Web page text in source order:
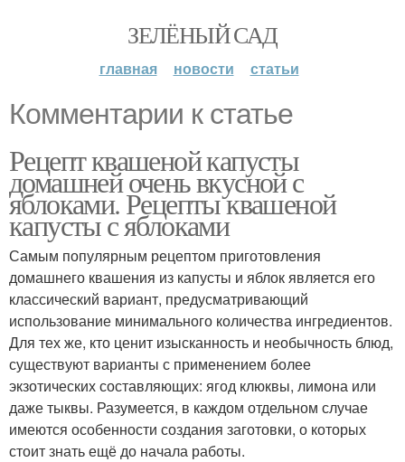
ЗЕЛЁНЫЙ САД
главная новости статьи
Комментарии к статье
Рецепт квашеной капусты
домашней очень вкусной с
яблоками. Рецепты квашеной
капусты с яблоками
Самым популярным рецептом приготовления
домашнего квашения из капусты и яблок является его
классический вариант, предусматривающий
использование минимального количества ингредиентов.
Для тех же, кто ценит изысканность и необычность блюд,
существуют варианты с применением более
экзотических составляющих: ягод клюквы, лимона или
даже тыквы. Разумеется, в каждом отдельном случае
имеются особенности создания заготовки, о которых
стоит знать ещё до начала работы.